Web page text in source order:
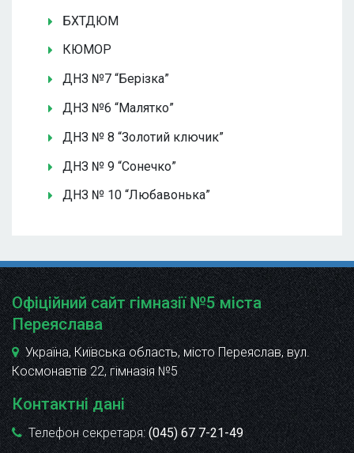
БХТДЮМ
КЮМОР
ДНЗ №7 “Берізка”
ДНЗ №6 “Малятко”
ДНЗ № 8 “Золотий ключик”
ДНЗ № 9 “Сонечко”
ДНЗ № 10 “Любавонька”
Офіційний сайт гімназії №5 міста
Переяслава
Україна, Київська область, місто Переяслав, вул.
Космонавтів 22, гімназія №5
Контактні дані
Телефон секретаря:(045) 67 7-21-49